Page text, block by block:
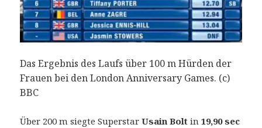
Das Ergebnis des Laufs über 100 m Hürden der
Frauen bei den London Anniversary Games. (c)
BBC
Über 200 m siegte Superstar Usain Bolt in19,90 sec